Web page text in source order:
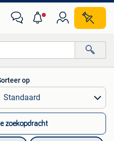
op
zoekopdracht